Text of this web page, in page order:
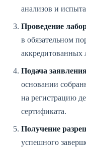
анализов и
Проведение
в обязательном
аккредитованных
Подача
основании
на регистрацию
сертификата.
Получение
успешного